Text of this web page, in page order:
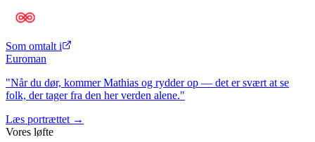
Som omtalt i
Euroman
"Når du dør, kommer Mathias og rydder op — det er svært at se
folk, der tager fra den her verden alene."
Læs portrættet →
Vores løfte